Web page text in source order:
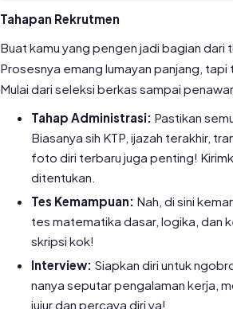
Tahapan Rekrutmen
Buat kamu yang pengen jadi bagian dari
Prosesnya emang lumayan panjang,
Mulai dari seleksi berkas sampai
Tahap Administrasi: Pastikan
Biasanya sih KTP, ijazah terakhir,
foto diri terbaru juga penting!
ditentukan.
Tes Kemampuan: Nah, di sini
tes matematika dasar, logika, dan
skripsi kok!
Interview: Siapkan diri untuk
nanya seputar pengalaman kerja,
jujur dan percaya diri ya!